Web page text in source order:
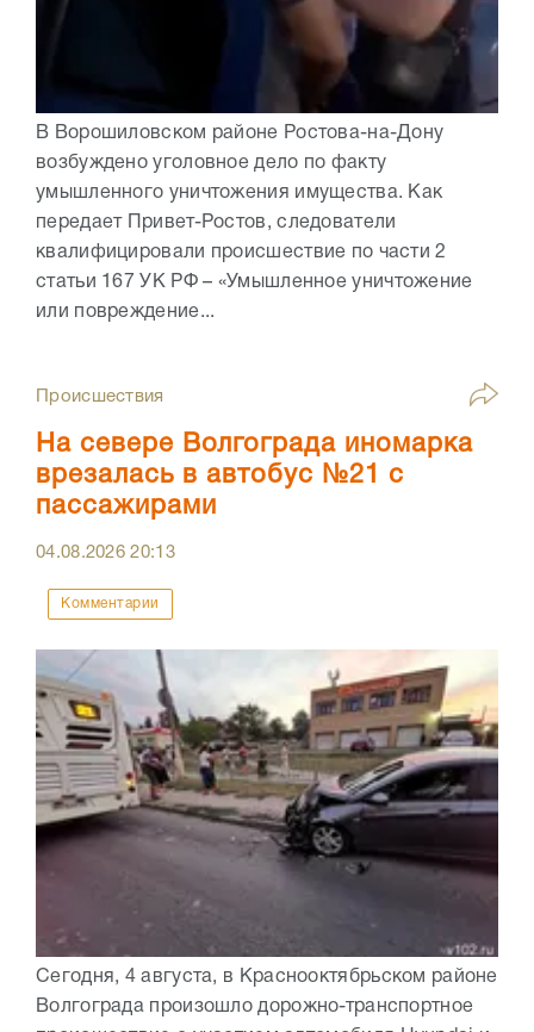
В Ворошиловском районе Ростова-на-Дону
возбуждено уголовное дело по факту
умышленного уничтожения имущества. Как
передает Привет-Ростов, следователи
квалифицировали происшествие по части 2
статьи 167 УК РФ – «Умышленное уничтожение
или повреждение...
Происшествия
На севере Волгограда иномарка
врезалась в автобус №21 с
пассажирами
04.08.202620:13
Комментарии
Сегодня, 4 августа, в Краснооктябрьском районе
Волгограда произошло дорожно-транспортное